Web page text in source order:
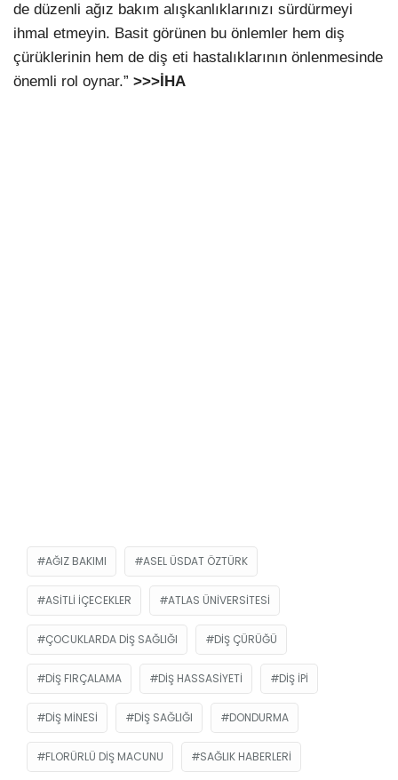
de düzenli ağız bakım alışkanlıklarınızı sürdürmeyi
ihmal etmeyin. Basit görünen bu önlemler hem diş
çürüklerinin hem de diş eti hastalıklarının önlenmesinde
önemli rol oynar.” >>>İHA
AĞIZ BAKIMI ASEL ÜSDAT ÖZTÜRK
ASITLI IÇECEKLER ATLAS ÜNIVERSITESI
ÇOCUKLARDA DIŞ SAĞLIĞI DIŞ ÇÜRÜĞÜ
DIŞ FIRÇALAMA DIŞ HASSASIYETI DIŞ IPI
DIŞ MINESI DIŞ SAĞLIĞI DONDURMA
FLORÜRLÜ DIŞ MACUNU SAĞLIK HABERLERI